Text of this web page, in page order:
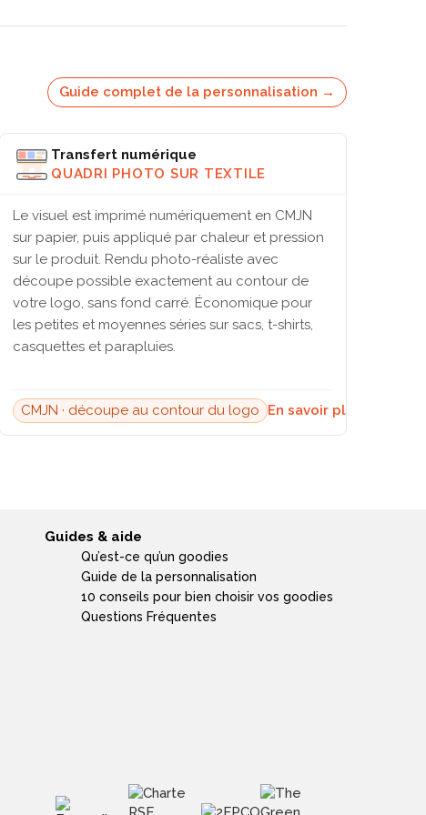
Guide complet de la personnalisation →
Transfert numérique
QUADRI PHOTO SUR TEXTILE
Le visuel est imprimé numériquement en CMJN
sur papier, puis appliqué par chaleur et pression
sur le produit. Rendu photo-réaliste avec
découpe possible exactement au contour de
votre logo, sans fond carré. Économique pour
les petites et moyennes séries sur sacs, t-shirts,
casquettes et parapluies.
CMJN · découpe au contour du logo En savoir plus →
Guides & aide
Qu’est-ce qu’un goodies
Guide de la personnalisation
10 conseils pour bien choisir vos goodies
Questions Fréquentes